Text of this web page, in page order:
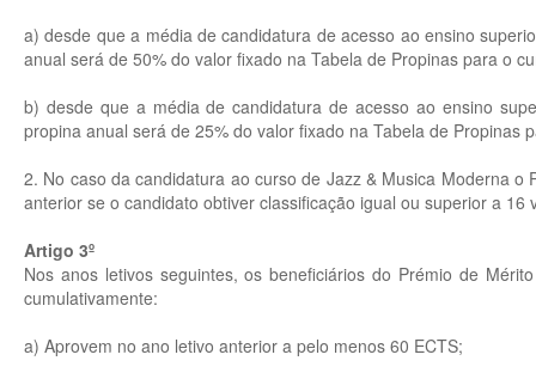
a) desde que a média de candidatura de acesso ao ensino
anual será de 50% do valor fixado na Tabela de Propinas para o
b) desde que a média de candidatura de acesso ao ensino
propina anual será de 25% do valor fixado na Tabela de Propinas
2. No caso da candidatura ao curso de Jazz & Musica Moderna
anterior se o candidato obtiver classificação igual ou superior a
Artigo 3º
Nos anos letivos seguintes, os beneficiários do Prémio de
cumulativamente:
a) Aprovem no ano letivo anterior a pelo menos 60 ECTS;